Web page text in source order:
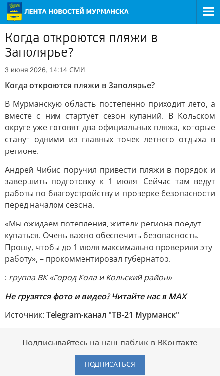
Когда откроются пляжи в
Заполярье?
3 июня 2026, 14:14 СМИ
Когда откроются пляжи в Заполярье?
В Мурманскую область постепенно приходит лето, а
вместе с ним стартует сезон купаний. В Кольском
округе уже готовят два официальных пляжа, которые
станут одними из главных точек летнего отдыха в
регионе.
Андрей Чибис поручил привести пляжи в порядок и
завершить подготовку к 1 июля. Сейчас там ведут
работы по благоустройству и проверке безопасности
перед началом сезона.
«Мы ожидаем потепления, жители региона поедут
купаться. Очень важно обеспечить безопасность.
Прошу, чтобы до 1 июля максимально проверили эту
работу», – прокомментировал губернатор.
: группа ВК «Город Кола и Кольский район»
Не грузятся фото и видео? Читайте нас в MAX
Источник: Telegram-канал "ТВ-21 Мурманск"
Подписывайтесь на наш паблик в ВКонтакте
ПОДПИСАТЬСЯ